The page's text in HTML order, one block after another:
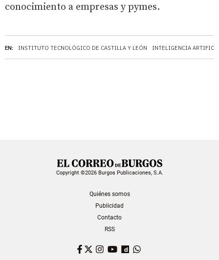
EN: INSTITUTO TECNOLÓGICO DE CASTILLA Y LEÓN INTELIGENCIA
conocimiento a empresas y pymes.
Copyright ©2026 Burgos Publicaciones, S.A.
Quiénes somos
Publicidad
Contacto
RSS
Facebook
TwitterInstagram
YouTubeDailymotion